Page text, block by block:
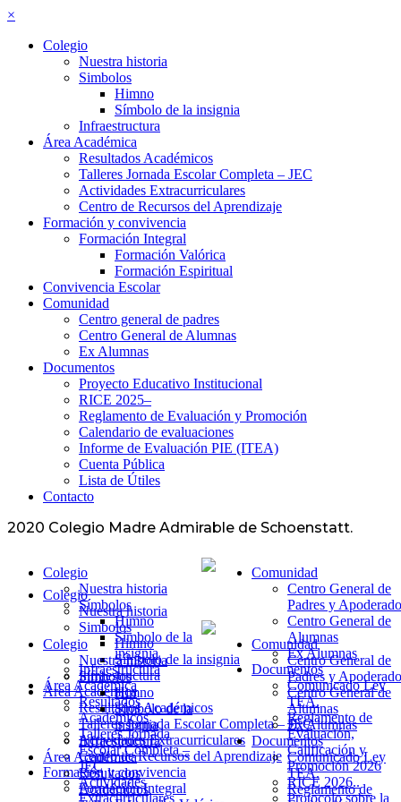
×
Colegio
Nuestra historia
Simbolos
Himno
Símbolo de la insignia
Infraestructura
Área Académica
Resultados Académicos
Talleres Jornada Escolar Completa – JEC
Actividades Extracurriculares
Centro de Recursos del Aprendizaje
Formación y convivencia
Formación Integral
Formación Valórica
Formación Espiritual
Convivencia Escolar
Comunidad
Centro general de padres
Centro General de Alumnas
Ex Alumnas
Documentos
Proyecto Educativo Institucional
RICE 2025–
Reglamento de Evaluación y Promoción
Calendario de evaluaciones
Informe de Evaluación PIE (ITEA)
Cuenta Pública
Lista de Útiles
Contacto
2020 Colegio Madre Admirable de Schoenstatt.
Colegio
Nuestra historia
Símbolos
Himno
Símbolo de la
insignia
Infraestructura
Área Académica
Resultados
Académicos
Comunidad
Centro General de
Padres y
Centro General de
Alumnas
Ex Alumnas
Documentos
Comunicado Ley
TEA.
Reglamento de
Colegio
Nuestra historia
Símbolos
Himno
Símbolo de la
insignia
Infraestructura
Área Académica
Resultados
Académicos
Talleres Jornada
Escolar Completa –
JEC
Actividades
Extracurriculares
Comunidad
Centro General de
Padres y
Centro General de
Alumnas
Ex Alumnas
Documentos
Comunicado Ley
TEA.
Reglamento de
Evaluación,
Calificación y
Promoción 2026
RICE 2026..
Protocolo sobre la
Colegio
Nuestra historia
Simbolos
Himno
Símbolo de la insignia
Infraestructura
Área Académica
Resultados Académicos
Talleres Jornada Escolar Completa – JEC
Actividades Extracurriculares
Centro de Recursos del Aprendizaje
Formación y convivencia
Formación Integral